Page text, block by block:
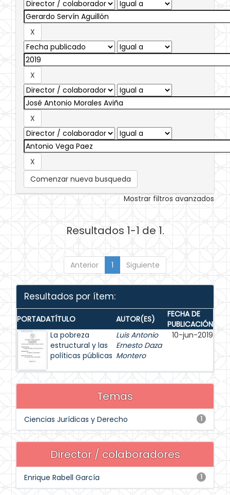
Comenzar nueva busqueda
Mostrar filtros avanzados
Resultados 1-1 de 1.
Anterior 1 Siguiente
Resultados por ítem:
PORTADATÍTULO AUTOR(ES)
FECHA DE
PUBLICACIÓN
La pobreza
estructural y las
políticas públicas
Luis Antonio
Ernesto Daza
Montero
10-jun-2019
Temas
1
Ciencias Jurídicas y Derecho
Director / colaboradores
1
Enrique Rabell García